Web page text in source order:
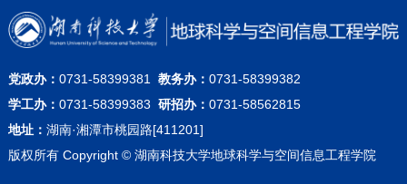
党政办： 0731-58399381 教务办： 0731-58399382
学工办： 0731-58399383 研招办： 0731-58562815
地址： 湖南·湘潭市桃园路[411201]
版权所有 Copyright © 湖南科技大学地球科学与空间信息工程学院